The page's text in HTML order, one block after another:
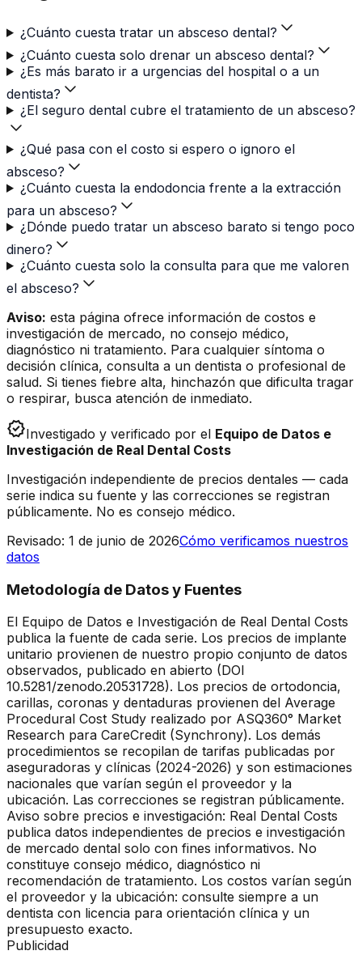
¿Cuánto cuesta tratar un absceso dental?
¿Cuánto cuesta solo drenar un absceso dental?
¿Es más barato ir a urgencias del hospital o a un
dentista?
¿El seguro dental cubre el tratamiento de un absceso?
¿Qué pasa con el costo si espero o ignoro el
absceso?
¿Cuánto cuesta la endodoncia frente a la extracción
para un absceso?
¿Dónde puedo tratar un absceso barato si tengo poco
dinero?
¿Cuánto cuesta solo la consulta para que me valoren
el absceso?
Aviso: esta página ofrece información de costos e
investigación de mercado, no consejo médico,
diagnóstico ni tratamiento. Para cualquier síntoma o
decisión clínica, consulta a un dentista o profesional de
salud. Si tienes fiebre alta, hinchazón que dificulta tragar
o respirar, busca atención de inmediato.
verifiedInvestigado y verificado por el Equipo de Datos e
Investigación de Real Dental Costs
Investigación independiente de precios dentales — cada
serie indica su fuente y las correcciones se registran
públicamente. No es consejo médico.
Revisado: 1 de junio de 2026Cómo verificamos nuestros
datos
Metodología de Datos y Fuentes
El Equipo de Datos e Investigación de Real Dental Costs
publica la fuente de cada serie. Los precios de implante
unitario provienen de nuestro propio conjunto de datos
observados, publicado en abierto (DOI
10.5281/zenodo.20531728). Los precios de ortodoncia,
carillas, coronas y dentaduras provienen del Average
Procedural Cost Study realizado por ASQ360° Market
Research para CareCredit (Synchrony). Los demás
procedimientos se recopilan de tarifas publicadas por
aseguradoras y clínicas (2024-2026) y son estimaciones
nacionales que varían según el proveedor y la
ubicación. Las correcciones se registran públicamente.
Aviso sobre precios e investigación: Real Dental Costs
publica datos independientes de precios e investigación
de mercado dental solo con fines informativos. No
constituye consejo médico, diagnóstico ni
recomendación de tratamiento. Los costos varían según
el proveedor y la ubicación: consulte siempre a un
dentista con licencia para orientación clínica y un
presupuesto exacto.
Publicidad